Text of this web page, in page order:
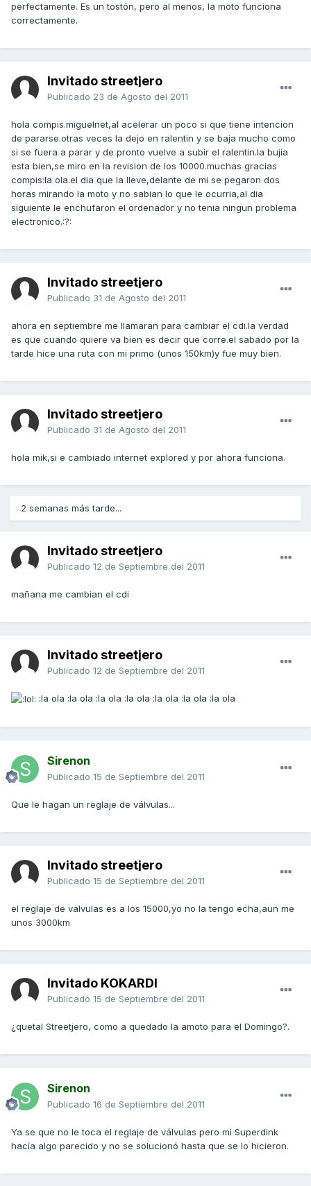
perfectamente. Es un tostón, pero al menos, la moto funciona
correctamente.
Invitado streetjero
Publicado 23 de Agosto del 2011
hola compis.miguelnet,al acelerar un poco si que tiene intencion
de pararse.otras veces la dejo en ralentin y se baja mucho como
si se fuera a parar y de pronto vuelve a subir el ralentin.la bujia
esta bien,se miro en la revision de los 10000.muchas gracias
compis:la ola.el dia que la lleve,delante de mi se pegaron dos
horas mirando la moto y no sabian lo que le ocurria,al dia
siguiente le enchufaron el ordenador y no tenia ningun problema
electronico.:?:
Invitado streetjero
Publicado 31 de Agosto del 2011
ahora en septiembre me llamaran para cambiar el cdi.la verdad
es que cuando quiere va bien es decir que corre.el sabado por la
tarde hice una ruta con mi primo (unos 150km)y fue muy bien.
Invitado streetjero
Publicado 31 de Agosto del 2011
hola mik,si e cambiado internet explored y por ahora funciona.
2 semanas más tarde...
Invitado streetjero
Publicado 12 de Septiembre del 2011
mañana me cambian el cdi
Invitado streetjero
Publicado 12 de Septiembre del 2011
:la ola :la ola :la ola :la ola :la ola :la ola :la ola
Sirenon
Publicado 15 de Septiembre del 2011
Que le hagan un reglaje de válvulas...
Invitado streetjero
Publicado 15 de Septiembre del 2011
el reglaje de valvulas es a los 15000,yo no la tengo echa,aun me
unos 3000km
Invitado KOKARDI
Publicado 15 de Septiembre del 2011
¿quetal Streetjero, como a quedado la amoto para el Domingo?.
Sirenon
Publicado 16 de Septiembre del 2011
Ya se que no le toca el reglaje de válvulas pero mi Superdink
hacía algo parecido y no se solucionó hasta que se lo hicieron.